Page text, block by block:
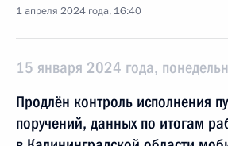
1 апреля 2024 года, 16:40
15 января 2024 года,
Продлён контроль исполнения
поручений, данных по итогам